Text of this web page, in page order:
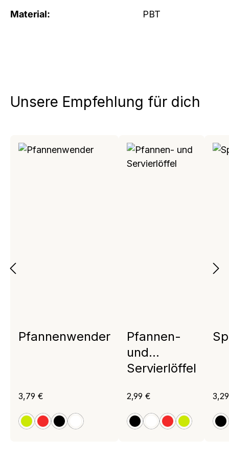
Material: PBT
Produktgalerie überspringen
Unsere Empfehlung für dich
Pfannenwender
apfelgrün
rot schwarz
weiß
Regulärer Preis:
3,79 €
Pfannen-
und
Servierlöffel
schwarz
weißrot apfelgrün
Regulärer Preis:
2,99 €